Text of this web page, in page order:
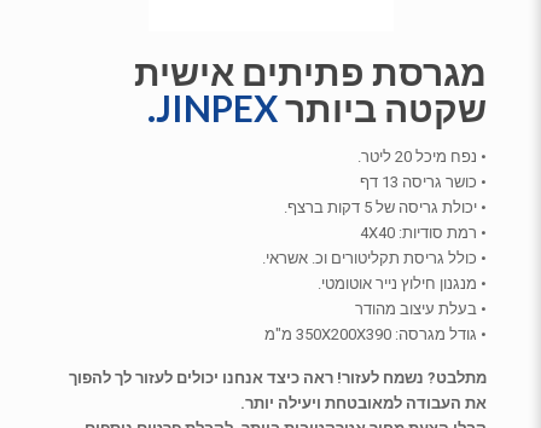
מגרסת פתיתים אישית
שקטה ביותרJINPEX.
• נפח מיכל 20 ליטר.
• כושר גריסה 13 דף
• יכולת גריסה של 5 דקות ברצף.
• רמת סודיות: 4X40
• כולל גריסת תקליטורים וכ. אשראי.
• מנגנון חילוץ נייר אוטומטי.
• בעלת עיצוב מהודר
• גודל מגרסה: 350X200X390 מ"מ
מתלבט? נשמח לעזור! ראה כיצד אנחנו יכולים לעזור לך להפוך
את העבודה למאובטחת ויעילה יותר.